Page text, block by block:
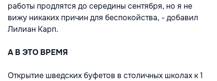
работы продлятся до середины сентября, но я не
вижу никаких причин для беспокойства, - добавил
Лилиан Карп.
А В ЭТО ВРЕМЯ
Открытие шведских буфетов в столичных школах к 1